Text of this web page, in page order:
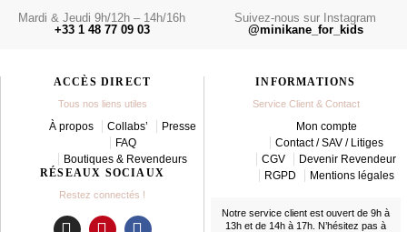
Mardi & Jeudi 9h/12h – 14h/16h
+33 1 48 77 09 03
Suivez-nous sur Instagram
@minikane_for_kids
ACCÈS DIRECT
Tous nos liens utiles
À propos Collabs’
Presse
FAQ
Boutiques & Revendeurs
RÉSEAUX SOCIAUX
Restez connectés !
INFORMATIONS
Service Client & Contact
Mon compte
Contact / SAV / Litiges
CGV
Devenir Revendeur
RGPD
Mentions légales
Notre service client est ouvert de 9h à
13h et de 14h à 17h. N’hésitez pas à